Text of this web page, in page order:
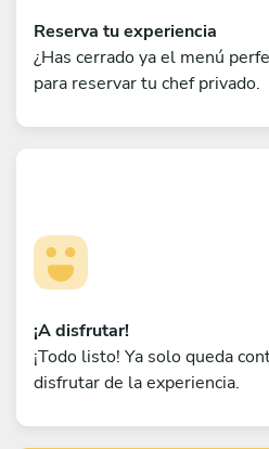
Reserva tu experiencia
¿Has cerrado ya el menú
para reservar tu chef privado.
¡A disfrutar!
¡Todo listo! Ya solo queda
disfrutar de la experiencia.